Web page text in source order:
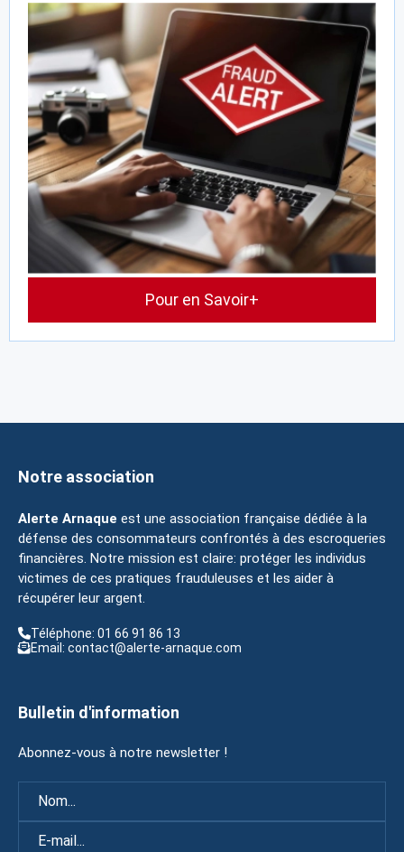
Pour en Savoir+
Notre association
Alerte Arnaque est une association française dédiée à la
défense des consommateurs confrontés à des escroqueries
financières. Notre mission est claire: protéger les individus
victimes de ces pratiques frauduleuses et les aider à
récupérer leur argent.
Téléphone: 01 66 91 86 13
Email: contact@alerte-arnaque.com
Bulletin d'information
Abonnez-vous à notre newsletter !